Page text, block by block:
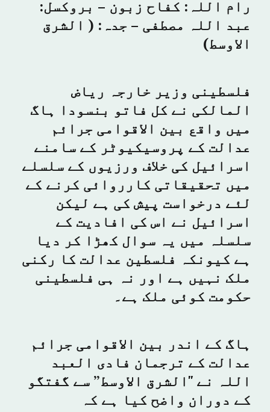
رام اللہ: کفاح زبون – بروکسل:
عبد اللہ مصطفی – جدہ: ( الشرق
الاوسط)
فلسطینی وزیر خارجہ ریاض
المالکی نے کل فاتو بنسودا ہاگ
میں واقع بین الاقوامی جرائم
عدالت کے پروسیکیوٹر کے سامنے
اسرائیل کی خلاف ورزیوں کے سلسلے
میں تحقیقاتی کارروائی کرنے کے
لئے درخواست پیش کی ہے لیکن
اسرائیل نے اس کی افادیت کے
سلسلہ میں یہ سوال کھڑا کر دیا
ہے کیونکہ فلسطین عدالت کا رکنی
ملک نہیں ہے اور نہ ہی فلسطینی
حکومت کوئی ملک ہے۔
ہاگ کے اندر بین الاقوامی جرائم
عدالت کے ترجمان فادی العبد
اللہ نے "الشرق الاوسط” سے گفتگو
کے دوران واضح کیا ہے کہ